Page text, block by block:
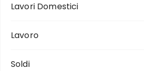
Lavori Domestici
Lavoro
Soldi